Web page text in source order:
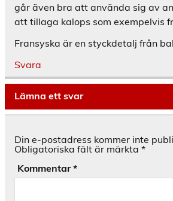
går även bra att använda sig av
att tillaga kalops som exempelvis
Fransyska är en styckdetalj från
Svara
Lämna ett svar
Din e-postadress kommer inte
Obligatoriska fält är märkta *
Kommentar*